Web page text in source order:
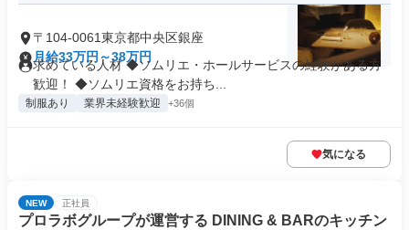
〒104-0061東京都中央区銀座
月給33万円～38万円
求めている人材 ◆ソムリエ・ホールサービスの経験がある方
歓迎！ ◆ソムリエ資格をお持ち...
制服あり 業界未経験歓迎 +36個
気になる
NEW 正社員
プロラボグループが運営する DINING & BARのキッチン